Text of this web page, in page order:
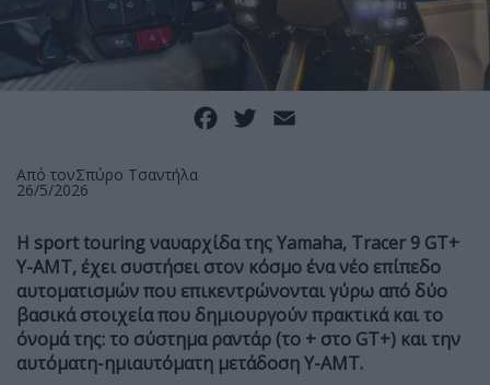
Facebook
Twitter
Από τονΣπύρο Τσαντήλα
26/5/2026
Η sport touring ναυαρχίδα της Yamaha, Tracer 9 GT+
Y-AMT, έχει συστήσει στον κόσμο ένα νέο επίπεδο
αυτοματισμών που επικεντρώνονται γύρω από δύο
βασικά στοιχεία που δημιουργούν πρακτικά και το
όνομά της: το σύστημα ραντάρ (το + στο GT+) και την
αυτόματη-ημιαυτόματη μετάδοση Υ-ΑΜΤ.